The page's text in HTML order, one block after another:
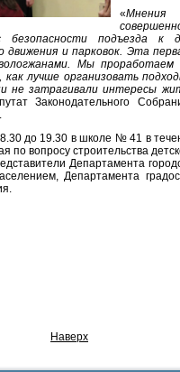
«
безопасности подъезда к
движения и парковок. Эта
Мы проработаем
лучше организовать
не затрагивали интересы
Законодательного
до 19.30 в школе № 41 в
по вопросу строительства
Департамента
Департамента
Наверх